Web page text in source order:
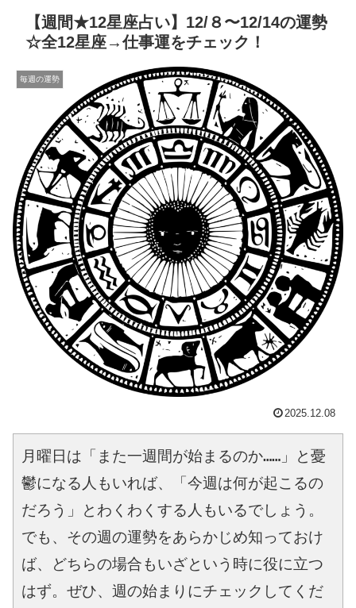
【週間★12星座占い】12/８〜12/14の運勢
☆全12星座→仕事運をチェック！
毎週の運勢
2025.12.08
月曜日は「また一週間が始まるのか……」と憂
鬱になる人もいれば、「今週は何が起こるの
だろう」とわくわくする人もいるでしょう。
でも、その週の運勢をあらかじめ知っておけ
ば、どちらの場合もいざという時に役に立つ
はず。ぜひ、週の始まりにチェックしてくだ